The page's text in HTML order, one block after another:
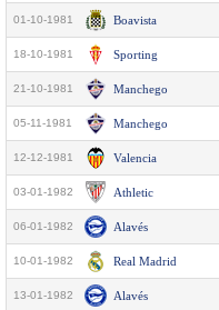
01-10-1981 Boavista
18-10-1981 Sporting
21-10-1981 Manchego
05-11-1981 Manchego
12-12-1981 Valencia
03-01-1982 Athletic
06-01-1982 Alavés
10-01-1982 Real Madrid
13-01-1982 Alavés